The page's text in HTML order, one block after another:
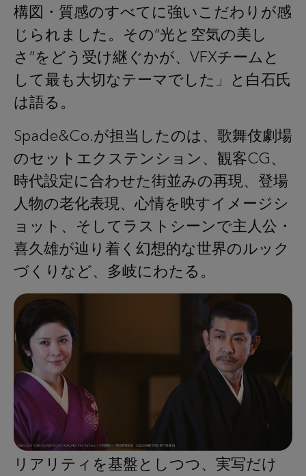
構図・質感のすべてに強いこだわりが感
じられました。その“光と空気の美し
さ”をどう受け継ぐかが、VFXチームと
して最も大切なテーマでした」と白石氏
は語る。
Spade&Co.が担当したのは、歌舞伎劇場
のセットエクステンション、観客CG、
時代設定に合わせた街並みの再現、登場
人物の老化表現、心情を映すイメージシ
ョット、そしてラストシーンで主人公・
喜久雄が辿り着く幻想的な世界のルック
づくりなど、多岐にわたる。
リアリティを基盤としつつ、実写だけ